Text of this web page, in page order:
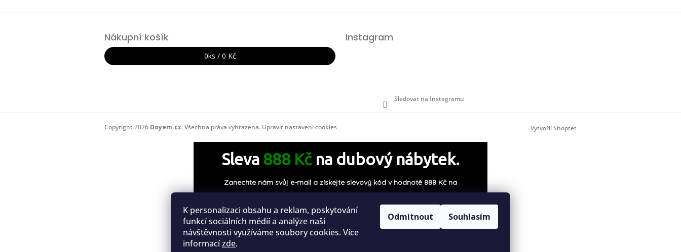
K personalizaci obsahu a reklam, poskytování
funkcí sociálních médií a analýze naší
návštěvnosti využíváme soubory cookies. Více
informacízde.
Odmítnout Souhlasím
Nákupní košík
0ks / 0 Kč
Instagram
Sledovat na Instagramu
Vytvořil Shoptet
Copyright 2026 Doyem.cz. Všechna práva vyhrazena. Upravit nastavení cookies
Sleva 888 Kčna dubový nábytek.
Zanechte nám svůj e-mail a získejte slevový kód v hodnotě 888 Kč na